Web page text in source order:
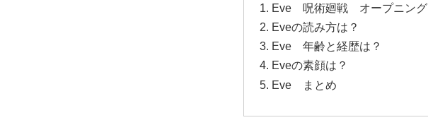
Eve 呪術廻戦 オープニング
Eveの読み方は？
Eve 年齢と経歴は？
Eveの素顔は？
Eve まとめ